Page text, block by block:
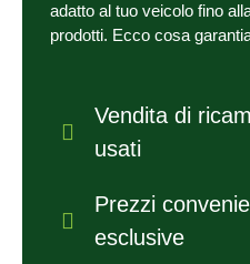
adatto al tuo veicolo fino
prodotti. Ecco cosa
Vendita di
usati
Prezzi
esclusive